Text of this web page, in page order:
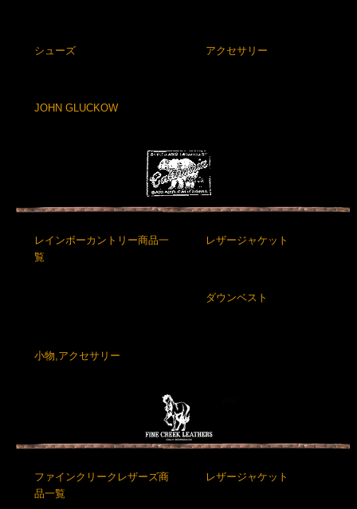
シューズ アクセサリー
JOHN GLUCKOW
レインボーカントリー商品一
覧
レザージャケット
ダウンベスト
小物,アクセサリー
ファインクリークレザーズ商
品一覧
レザージャケット